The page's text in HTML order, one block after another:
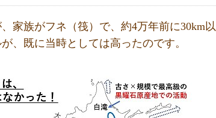
家族がフネ（筏）で、約4万年前に30km以
、既に当時としては高ったのです。